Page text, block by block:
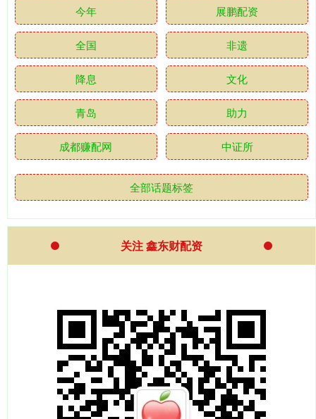
今年 展鹏配资
全国 非遗
降息 文化
青岛 助力
成都赚配网 中证所
全部话题标签
关注 鑫东财配资